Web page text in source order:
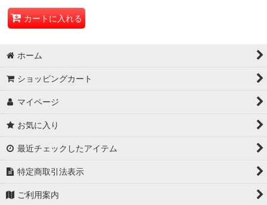
カートに入れる
ホーム
ショッピングカート
マイページ
お気に入り
最近チェックしたアイテム
特定商取引法表示
ご利用案内